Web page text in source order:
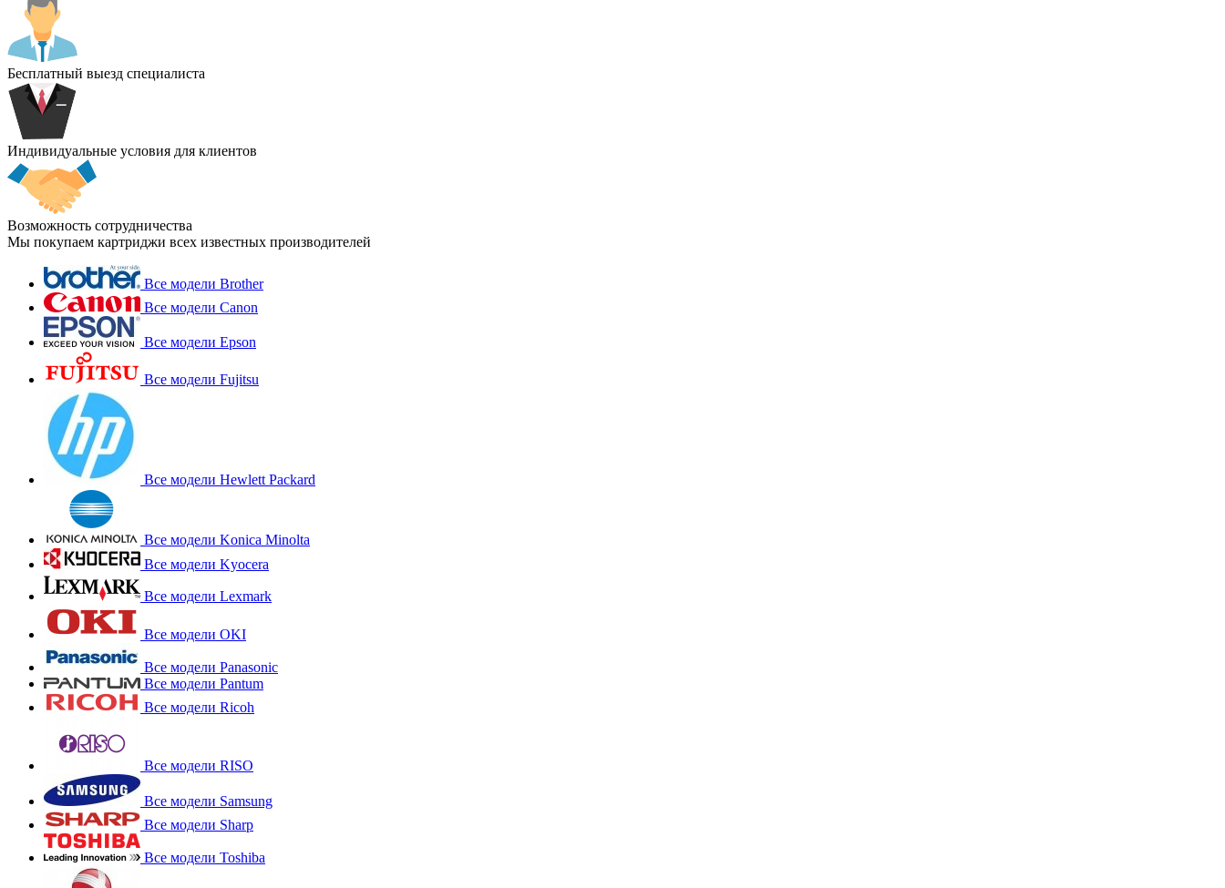
Бесплатный выезд специалиста
Индивидуальные условия для клиентов
Возможность сотрудничества
Мы покупаем картриджи всех известных производителей
Все модели Brother
Все модели Canon
Все модели Epson
Все модели Fujitsu
Все модели Hewlett Packard
Все модели Konica Minolta
Все модели Kyocera
Все модели Lexmark
Все модели OKI
Все модели Panasonic
Все модели Pantum
Все модели Ricoh
Все модели RISO
Все модели Samsung
Все модели Sharp
Все модели Toshiba